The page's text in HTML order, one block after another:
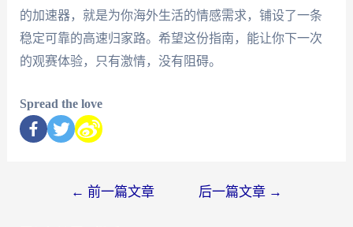
的加速器，就是为你海外生活的情感需求，铺设了一条
稳定可靠的高速归家路。希望这份指南，能让你下一次
的观赛体验，只有激情，没有阻碍。
Spread the love
← 前一篇文章 后一篇文章 →